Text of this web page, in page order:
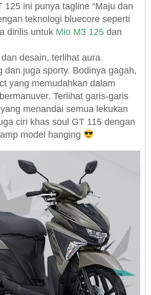
125 ini punya tagline “Maju dan
teknologi bluecore seperti
dirilis untuk Mio M3 125dan
desain, terlihat aura
dan juga sporty. Bodinya gagah,
yang memudahkan dalam
Terlihat garis-garis
menandai semua lekukan
ciri khas soul GT 115 dengan
model hanging